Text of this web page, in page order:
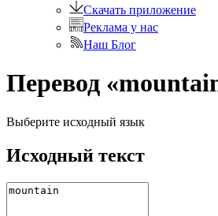
Скачать приложение
Реклама у нас
Наш Блог
Перевод
Выберите исходный язык
Исходный текст